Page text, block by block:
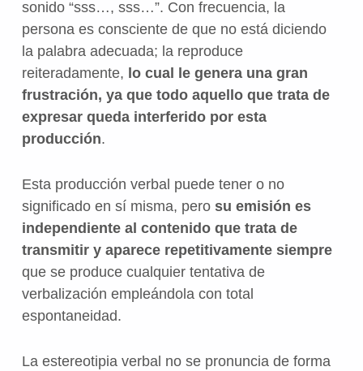
sonido “sss…, sss…”. Con frecuencia, la
persona es consciente de que no está diciendo
la palabra adecuada; la reproduce
reiteradamente, lo cual le genera una gran
frustración, ya que todo aquello que trata de
expresar queda interferido por esta
producción.
Esta producción verbal puede tener o no
significado en sí misma, pero su emisión es
independiente al contenido que trata de
transmitir y aparece repetitivamente siempre
que se produce cualquier tentativa de
verbalización empleándola con total
espontaneidad.
La estereotipia verbal no se pronuncia de forma